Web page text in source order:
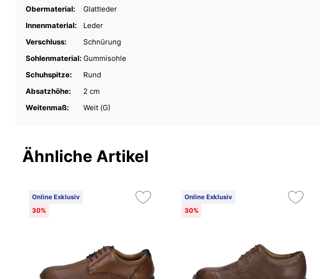
Obermaterial:
Glattleder
Innenmaterial:
Leder
Verschluss:
Schnürung
Sohlenmaterial: Gummisohle
Schuhspitze:
Rund
Absatzhöhe:
2 cm
Weitenmaß:
Weit (G)
Ähnliche Artikel
Online Exklusiv
30%
Online Exklusiv
30%